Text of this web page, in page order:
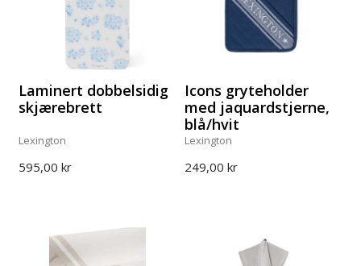
Laminert dobbelsidig
skjærebrett
Lexington
595,00 kr
Icons gryteholder
med jaquardstjerne,
blå/hvit
Lexington
249,00 kr